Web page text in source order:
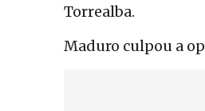
Torrealba.
Maduro culpou a